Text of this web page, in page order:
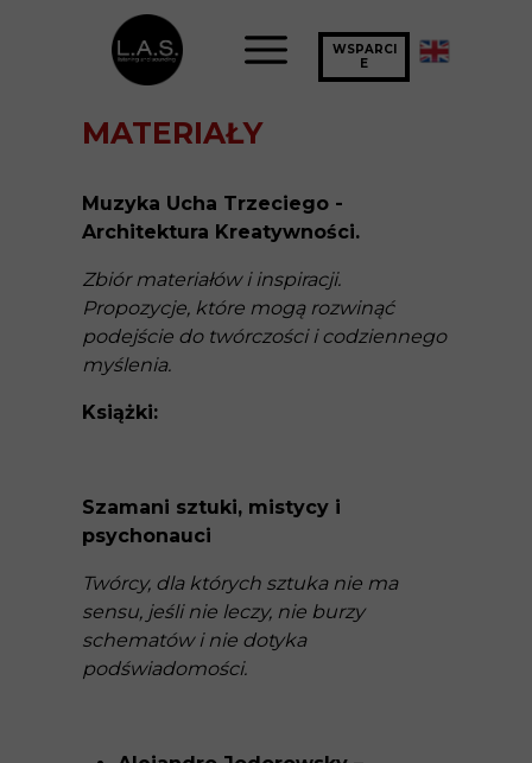
WSPARCI
E
MATERIAŁY
Muzyka Ucha Trzeciego -
Architektura Kreatywności.
Zbiór materiałów i inspiracji.
Propozycje, które mogą rozwinąć
podejście do twórczości i codziennego
myślenia.
Książki:
Szamani sztuki, mistycy i
psychonauci
Twórcy, dla których sztuka nie ma
sensu, jeśli nie leczy, nie burzy
schematów i nie dotyka
podświadomości.